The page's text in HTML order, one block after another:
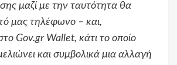
μαζί με την ταυτότητα θα
μας τηλέφωνο – και,
Gov.gr Wallet, κάτι το οποίο
και συμβολικά μια αλλαγή